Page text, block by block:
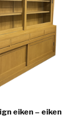
eiken – eiken